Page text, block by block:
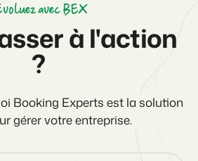
avec BEX
à l'action
?
Booking Experts est la solution
gérer votre entreprise.